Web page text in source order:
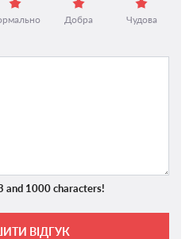
Добра Чудова
and 1000 characters!
ВІДГУК